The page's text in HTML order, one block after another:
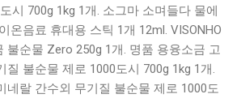
시 700g 1kg 1개. 소그마 소며들다 물에
온음료 휴대용 스틱 1개 12ml. VISONHO
불순물 Zero 250g 1개. 명품 용융소금 고
질 불순물 제로 1000도시 700g 1kg 1개.
네랄 간수외 무기질 불순물 제로 1000도